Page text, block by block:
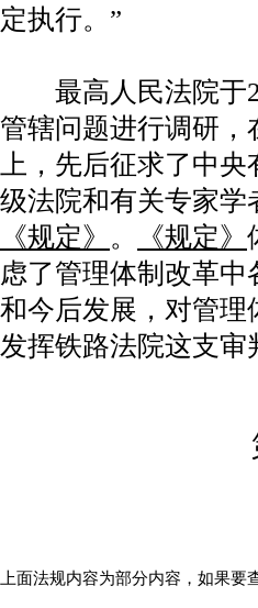
定执行。”
最高人民法院于
管辖问题进行调研，
上，先后征求了中
级法院和有关专家
《规定》 。 《规定》
虑了管理体制改革
和今后发展，对管
发挥铁路法院这支
上面法规内容为部分内容，如果要